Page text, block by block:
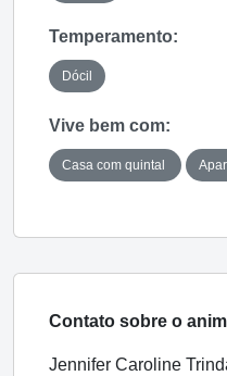
Temperamento:
Dócil
Vive bem com:
Casa com quintal
Contato sobre o
Jennifer Caroline